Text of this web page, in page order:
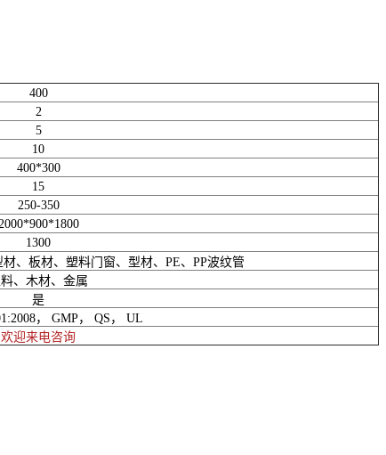
400
2
5
10
400*300
15
250-350
2000*900*1800
1300
、板材、塑料门窗、型材、PE、PP波纹管
、木材、金属
是
， GMP， QS， UL
欢迎来电咨询